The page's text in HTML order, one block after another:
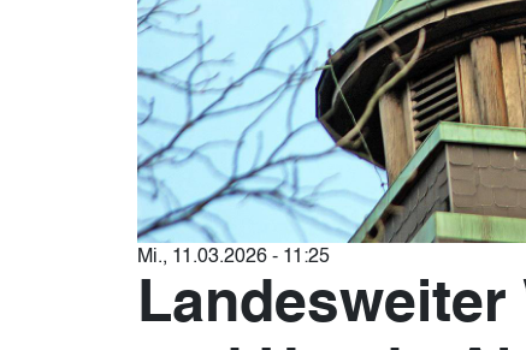
Mi., 11.03.2026 - 11:25
Landesweiter